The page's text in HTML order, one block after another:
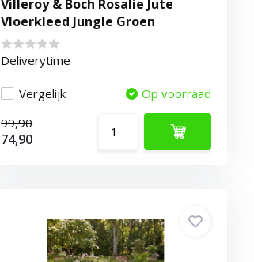
Villeroy & Boch Rosalie Jute
Vloerkleed Jungle Groen
Deliverytime
Vergelijk
Op voorraad
99,90
74,90